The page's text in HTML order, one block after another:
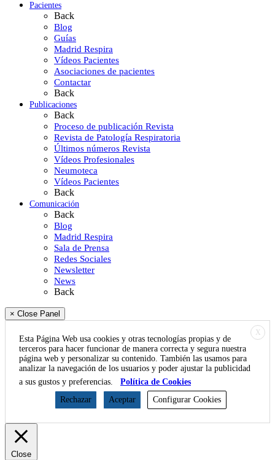
Pacientes
Back
Blog
Guías
Madrid Respira
Vídeos Pacientes
Asociaciones de pacientes
Contactar
Back
Publicaciones
Back
Proceso de publicación Revista
Revista de Patología Respiratoria
Últimos números Revista
Vídeos Profesionales
Neumoteca
Vídeos Pacientes
Back
Comunicación
Back
Blog
Madrid Respira
Sala de Prensa
Redes Sociales
Newsletter
News
Back
× Close Panel
X
Esta Página Web usa cookies y otras tecnologías propias y de
terceros para hacer funcionar de manera correcta y segura nuestra
página web y personalizar su contenido. También las usamos para
analizar la navegación de los usuarios y poder ajustar la publicidad
a sus gustos y preferencias.
Política de Cookies
Rechazar
Aceptar Configurar Cookies
Close